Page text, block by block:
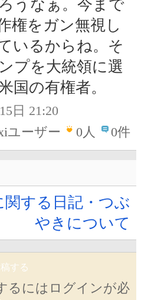
うなぁ。今まで
権をガン無視し
いるからね。そ
プを大統領に選
国の有権者。
日 21:20
ユーザー
0人 0件
する日記・つぶ
やきについて
する
るにはログインが必